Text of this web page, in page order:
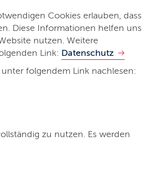
Cookies erlauben, dass
Diese Informationen helfen uns
nutzen. Weitere
Link: Datenschutz
folgendem Link nachlesen:
zu nutzen. Es werden
Minister für Wirtschaft, Verkehr,